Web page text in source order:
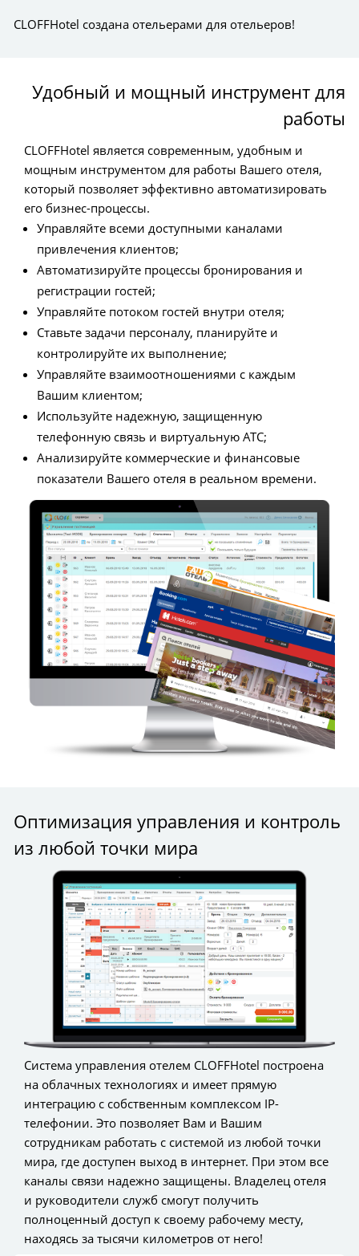
CLOFFHotel создана отельерами для отельеров!
Удобный и мощный инструмент для
работы
CLOFFHotel является современным, удобным и
мощным инструментом для работы Вашего отеля,
который позволяет эффективно автоматизировать
его бизнес-процессы.
Управляйте всеми доступными каналами
привлечения клиентов;
Автоматизируйте процессы бронирования и
регистрации гостей;
Управляйте потоком гостей внутри отеля;
Ставьте задачи персоналу, планируйте и
контролируйте их выполнение;
Управляйте взаимоотношениями с каждым
Вашим клиентом;
Используйте надежную, защищенную
телефонную связь и виртуальную АТС;
Анализируйте коммерческие и финансовые
показатели Вашего отеля в реальном времени.
Оптимизация управления и контроль
из любой точки мира
Система управления отелем CLOFFHotel построена
на облачных технологиях и имеет прямую
интеграцию с собственным комплексом IP-
телефонии. Это позволяет Вам и Вашим
сотрудникам работать с системой из любой точки
мира, где доступен выход в интернет. При этом все
каналы связи надежно защищены. Владелец отеля
и руководители служб смогут получить
полноценный доступ к своему рабочему месту,
находясь за тысячи километров от него!